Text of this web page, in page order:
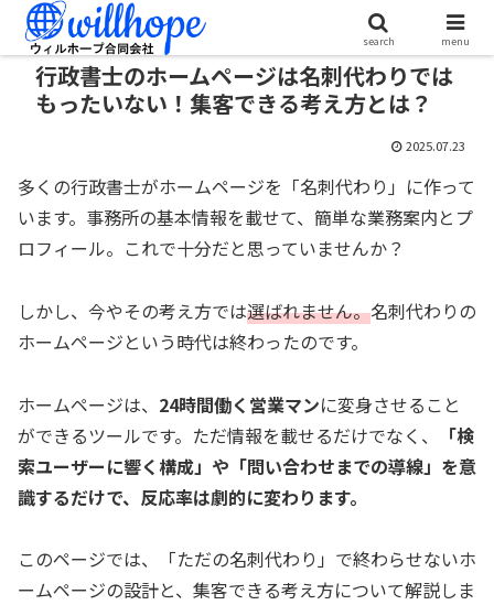
行政書士のホームページは名刺代わりでは
もったいない！集客できる考え方とは？
2025.07.23
多くの行政書士がホームページを「名刺代わり」に作って
います。事務所の基本情報を載せて、簡単な業務案内とプ
ロフィール。これで十分だと思っていませんか？
しかし、今やその考え方では選ばれません。名刺代わりの
ホームページという時代は終わったのです。
ホームページは、 24時間働く営業マンに変身させること
ができるツールです。ただ情報を載せるだけでなく、
「検
索ユーザーに響く構成」や「問い合わせまでの導線」を意
識するだけで、反応率は劇的に変わります。
このページでは、「ただの名刺代わり」で終わらせないホ
ームページの設計と、集客できる考え方について解説しま
search menu